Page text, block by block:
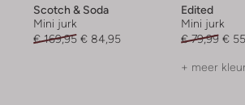
Scotch & Soda
Mini jurk
€ 169,95 € 84,95
Edited
Mini jurk
€ 79,99 €
+ meer